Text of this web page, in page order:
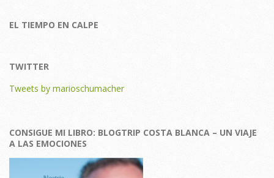
EL TIEMPO EN CALPE
TWITTER
Tweets by marioschumacher
CONSIGUE MI LIBRO: BLOGTRIP COSTA BLANCA – UN VIAJE
A LAS EMOCIONES